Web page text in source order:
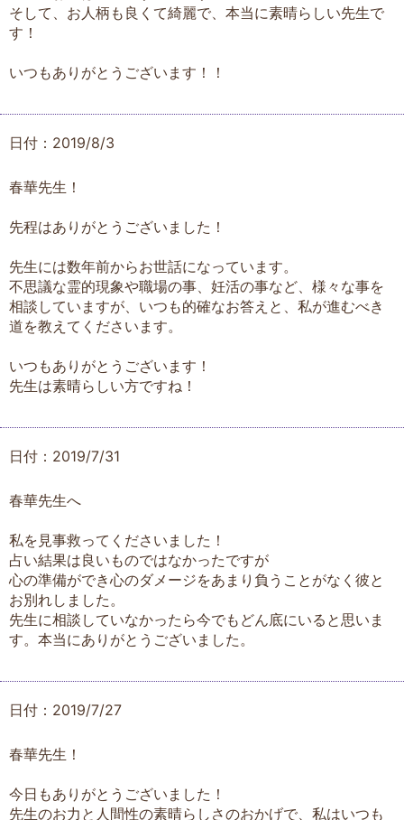
そして、お人柄も良くて綺麗で、本当に素晴らしい先生で
す！
いつもありがとうございます！！
日付：2019/8/3
春華先生！
先程はありがとうございました！
先生には数年前からお世話になっています。
不思議な霊的現象や職場の事、妊活の事など、様々な事を
相談していますが、いつも的確なお答えと、私が進むべき
道を教えてくださいます。
いつもありがとうございます！
先生は素晴らしい方ですね！
日付：2019/7/31
春華先生へ
私を見事救ってくださいました！
占い結果は良いものではなかったですが
心の準備ができ心のダメージをあまり負うことがなく彼と
お別れしました。
先生に相談していなかったら今でもどん底にいると思いま
す。本当にありがとうございました。
日付：2019/7/27
春華先生！
今日もありがとうございました！
先生のお力と人間性の素晴らしさのおかげで、私はいつも